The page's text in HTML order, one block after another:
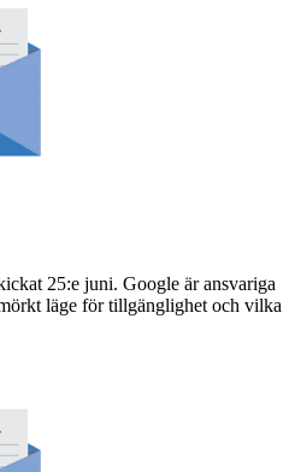
25:e juni. Google är ansvariga
läge för tillgänglighet och vilka